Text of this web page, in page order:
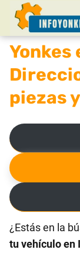
Yonkes
piezas
¿Estás en la
tu vehículo en